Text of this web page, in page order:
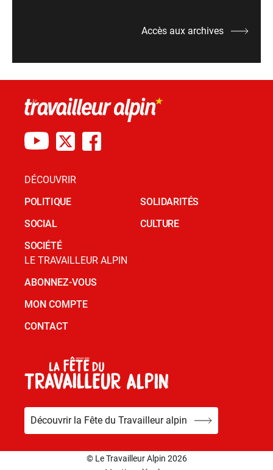
Accès aux archives
DÉCOUVRIR
POLITIQUE
SOCIAL
SOCIÉTÉ
SOLIDARITÉS
CULTURE
LE TRAVAILLEUR ALPIN
ABONNEZ-VOUS
MON COMPTE
CONTACT
Découvrir la Fête du Travailleur alpin
© Le Travailleur Alpin 2026